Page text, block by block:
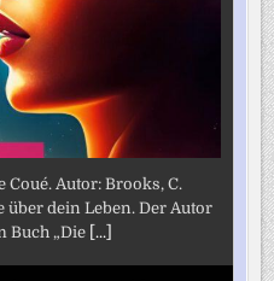
Autor: Brooks, C.
dein Leben. Der Autor
Buch „Die [...]